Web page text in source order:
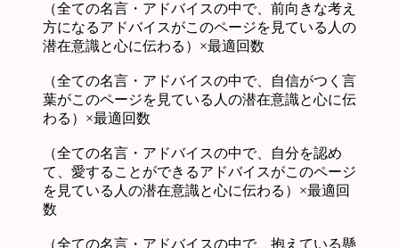
（全ての名言・アドバイスの中で、前向きな考え
方になるアドバイスがこのページを見ている人の
潜在意識と心に伝わる）×最適回数
（全ての名言・アドバイスの中で、自信がつく言
葉がこのページを見ている人の潜在意識と心に伝
わる）×最適回数
（全ての名言・アドバイスの中で、自分を認め
て、愛することができるアドバイスがこのページ
を見ている人の潜在意識と心に伝わる）×最適回
数
（全ての名言・アドバイスの中で、抱えている懸